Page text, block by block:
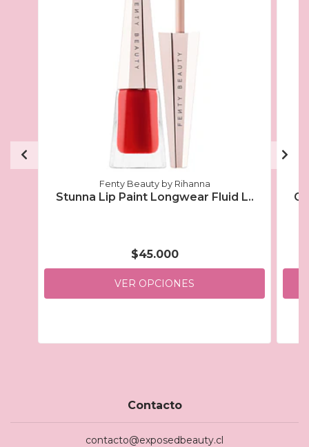
Fenty Beauty by Rihanna
Stunna Lip Paint Longwear Fluid L..
$45.000
VER OPCIONES
Contacto
contacto@exposedbeauty.cl